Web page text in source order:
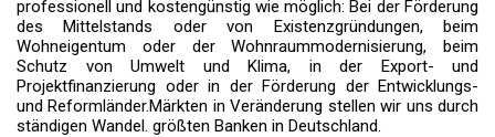
professionell und kostengünstig wie möglich: Bei der Förderung
des Mittelstands oder von Existenzgründungen, beim
Wohneigentum oder der Wohnraummodernisierung, beim
Schutz von Umwelt und Klima, in der Export- und
Projektfinanzierung oder in der Förderung der Entwicklungs-
und Reformländer.Märkten in Veränderung stellen wir uns durch
ständigen Wandel. größten Banken in Deutschland.